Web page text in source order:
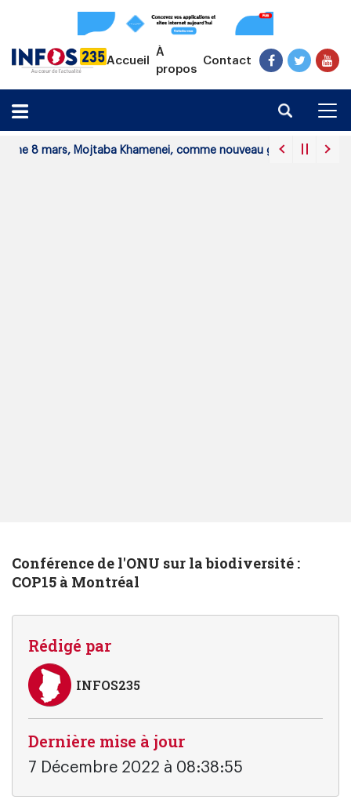
Accueil
À
propos
Contact
Mojtaba Khamenei, comme nouveau guide suprême.
Conférence de l'ONU sur la biodiversité :
COP15 à Montréal
Rédigé par
INFOS235
Dernière mise à jour
7 Décembre 2022 à 08:38:55